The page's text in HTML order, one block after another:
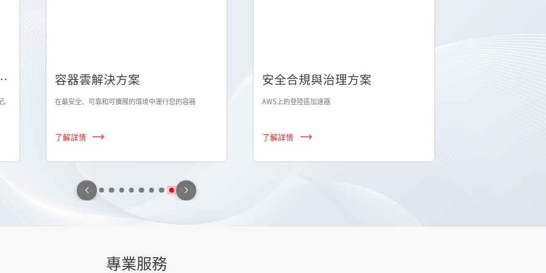
安全合規與治理方案
AWS上的登陸區加速器
了解詳情
高性能計算
通過快速聯網和近乎無限制的基礎設施加速創新
了解詳情
專業服務